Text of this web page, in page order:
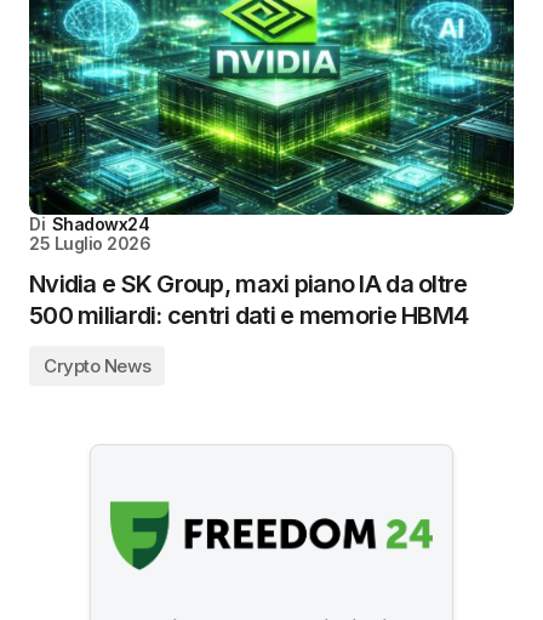
Di Shadowx24
25 Luglio 2026
Nvidia e SK Group, maxi piano IA da oltre
500 miliardi: centri dati e memorie HBM4
Crypto News